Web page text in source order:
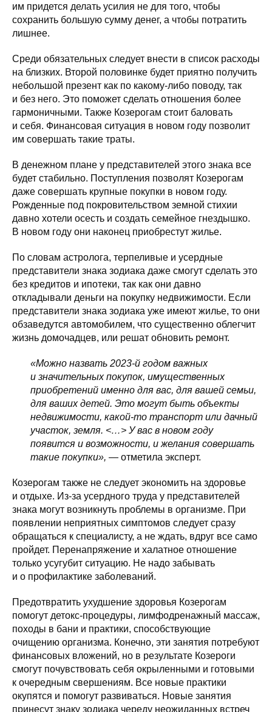
им придется делать усилия не для того, чтобы
сохранить большую сумму денег, а чтобы потратить
лишнее.
Среди обязательных следует внести в список расходы
на близких. Второй половинке будет приятно получить
небольшой презент как по какому-либо поводу, так
и без него. Это поможет сделать отношения более
гармоничными. Также Козерогам стоит баловать
и себя. Финансовая ситуация в новом году позволит
им совершать такие траты.
В денежном плане у представителей этого знака все
будет стабильно. Поступления позволят Козерогам
даже совершать крупные покупки в новом году.
Рожденные под покровительством земной стихии
давно хотели осесть и создать семейное гнездышко.
В новом году они наконец приобрестут жилье.
По словам астролога, терпеливые и усердные
представители знака зодиака даже смогут сделать это
без кредитов и ипотеки, так как они давно
откладывали деньги на покупку недвижимости. Если
представители знака зодиака уже имеют жилье, то они
обзаведутся автомобилем, что существенно облегчит
жизнь домочадцев, или решат обновить ремонт.
«Можно назвать 2023-й годом важных
и значительных покупок, имущественных
приобретений именно для вас, для вашей семьи,
для ваших детей. Это могут быть объекты
недвижимости, какой-то транспорт или дачный
участок, земля. <…> У вас в новом году
появится и возможности, и желания совершать
такие покупки», — отметила эксперт.
Козерогам также не следует экономить на здоровье
и отдыхе. Из-за усердного труда у представителей
знака могут возникнуть проблемы в организме. При
появлении неприятных симптомов следует сразу
обращаться к специалисту, а не ждать, вдруг все само
пройдет. Перенапряжение и халатное отношение
только усугубит ситуацию. Не надо забывать
и о профилактике заболеваний.
Предотвратить ухудшение здоровья Козерогам
помогут детокс-процедуры, лимфодренажный массаж,
походы в бани и практики, способствующие
очищению организма. Конечно, эти занятия потребуют
финансовых вложений, но в результате Козероги
смогут почувствовать себя окрыленными и готовыми
к очередным свершениям. Все новые практики
окупятся и помогут развиваться. Новые занятия
принесут знаку зодиака череду неожиданных встреч